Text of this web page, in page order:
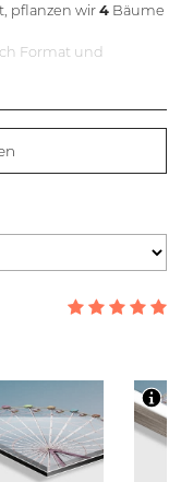
pflanzen wir4 Bäume
Format und